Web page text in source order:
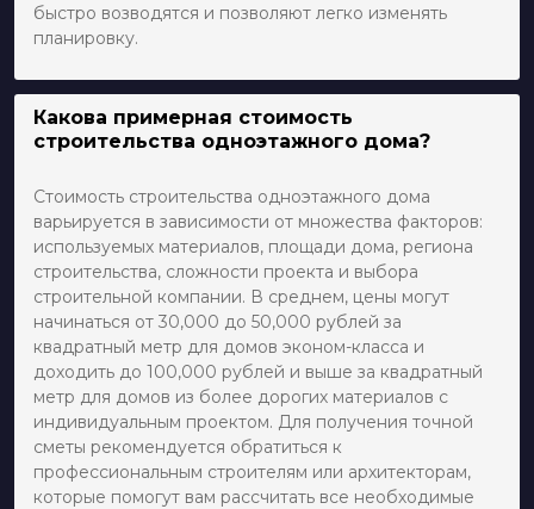
быстро возводятся и позволяют легко изменять
планировку.
Какова примерная стоимость
строительства одноэтажного дома?
Стоимость строительства одноэтажного дома
варьируется в зависимости от множества факторов:
используемых материалов, площади дома, региона
строительства, сложности проекта и выбора
строительной компании. В среднем, цены могут
начинаться от 30,000 до 50,000 рублей за
квадратный метр для домов эконом-класса и
доходить до 100,000 рублей и выше за квадратный
метр для домов из более дорогих материалов с
индивидуальным проектом. Для получения точной
сметы рекомендуется обратиться к
профессиональным строителям или архитекторам,
которые помогут вам рассчитать все необходимые